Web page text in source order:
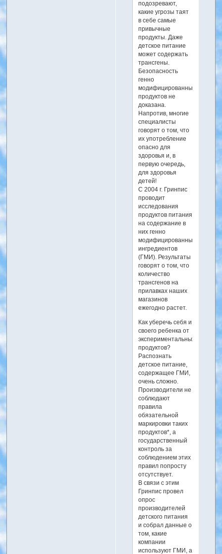
подозревают,
какие угрозы таят
в себе самые
привычные
продукты. Даже
детское питание
может содержать
трансгены.
Безопасность
генно
модифицированных
продуктов не
доказана.
Напротив, многие
специалисты
говорят о том, что
их употребление
опасно для
здоровья и, в
первую очередь,
для здоровья
детей!
С 2004 г. Гринпис
проводит
исследования
продуктов питания
на содержание в
них генно
модифицированных
ингредиентов
(ГМИ). Результаты
говорят о том, что
количество
трансгенов на
прилавках наших
магазинов
ежегодно растет.
Как уберечь себя и
своего ребенка от
экспериментальных
продуктов?
Распознать
детское питание,
содержащее ГМИ,
очень сложно.
Производители не
соблюдают
правила
обязательной
маркировки таких
продуктов*, а
государственный
контроль за
соблюдением этих
правил попросту
отсутствует.
В связи с этим
Гринпис провел
опрос
производителей
детского питания
и собрал данные о
том, какие
компании
используют ГМИ, а